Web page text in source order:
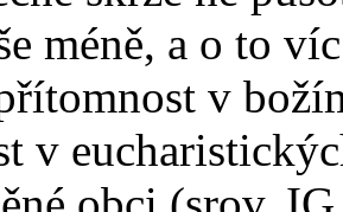
méně, a o to
v
v